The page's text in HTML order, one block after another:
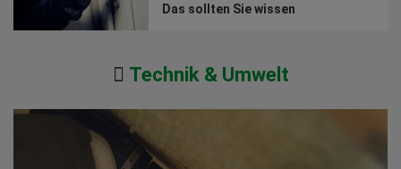
Das sollten Sie wissen
Technik & Umwelt